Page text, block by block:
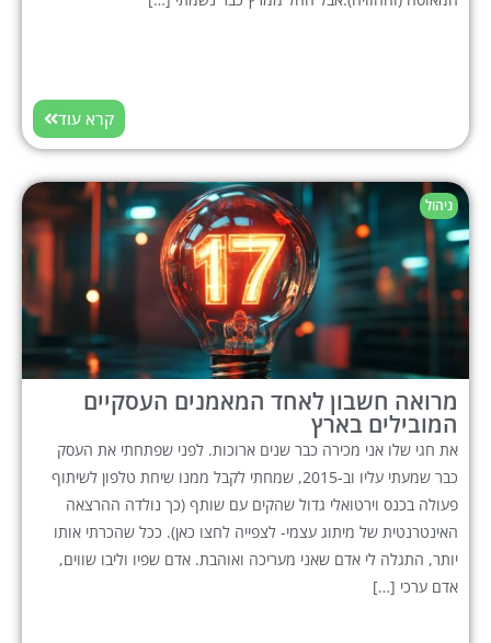
קרא עוד
ניהול
מרואה חשבון לאחד המאמנים העסקיים
המובילים בארץ
את חגי שלו אני מכירה כבר שנים ארוכות. לפני שפתחתי את העסק
כבר שמעתי עליו וב-2015, שמחתי לקבל ממנו שיחת טלפון לשיתוף
פעולה בכנס וירטואלי גדול שהקים עם שותף (כך נולדה ההרצאה
האינטרנטית של מיתוג עצמי- לצפייה לחצו כאן). ככל שהכרתי אותו
יותר, התגלה לי אדם שאני מעריכה ואוהבת. אדם שפיו וליבו שווים,
אדם ערכי […]